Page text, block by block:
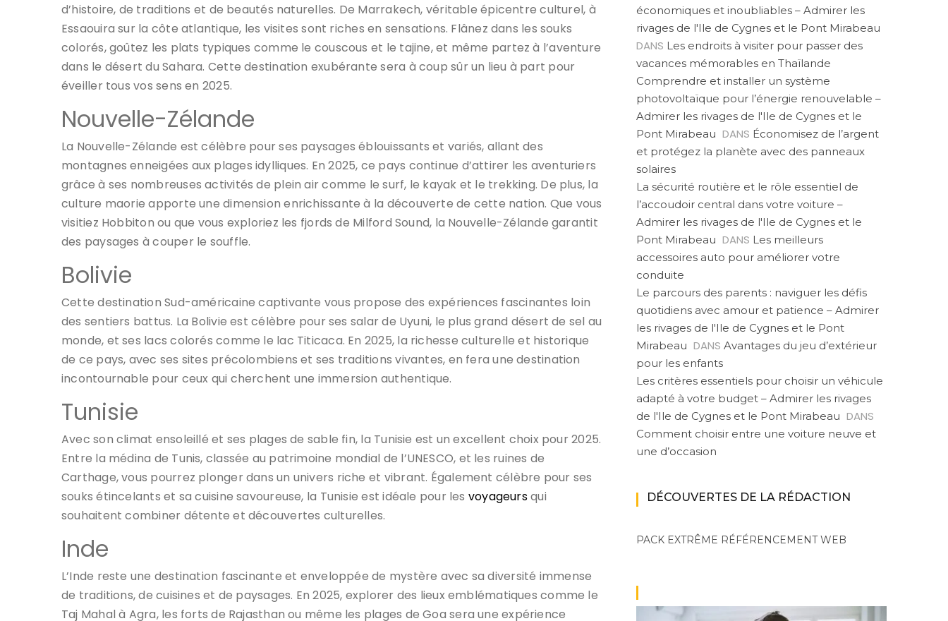
d’histoire, de traditions et de beautés naturelles. De Marrakech, véritable épicentre culturel, à
Essaouira sur la côte atlantique, les visites sont riches en sensations. Flânez dans les souks
colorés, goûtez les plats typiques comme le couscous et le tajine, et même partez à l’aventure
dans le désert du Sahara. Cette destination exubérante sera à coup sûr un lieu à part pour
éveiller tous vos sens en 2025.
Nouvelle-Zélande
La Nouvelle-Zélande est célèbre pour ses paysages éblouissants et variés, allant des
montagnes enneigées aux plages idylliques. En 2025, ce pays continue d’attirer les aventuriers
grâce à ses nombreuses activités de plein air comme le surf, le kayak et le trekking. De plus, la
culture maorie apporte une dimension enrichissante à la découverte de cette nation. Que vous
visitiez Hobbiton ou que vous exploriez les fjords de Milford Sound, la Nouvelle-Zélande garantit
des paysages à couper le souffle.
Bolivie
Cette destination Sud-américaine captivante vous propose des expériences fascinantes loin
des sentiers battus. La Bolivie est célèbre pour ses salar de Uyuni, le plus grand désert de sel au
monde, et ses lacs colorés comme le lac Titicaca. En 2025, la richesse culturelle et historique
de ce pays, avec ses sites précolombiens et ses traditions vivantes, en fera une destination
incontournable pour ceux qui cherchent une immersion authentique.
Tunisie
Avec son climat ensoleillé et ses plages de sable fin, la Tunisie est un excellent choix pour 2025.
Entre la médina de Tunis, classée au patrimoine mondial de l’UNESCO, et les ruines de
Carthage, vous pourrez plonger dans un univers riche et vibrant. Également célèbre pour ses
souks étincelants et sa cuisine savoureuse, la Tunisie est idéale pour les voyageursqui
souhaitent combiner détente et découvertes culturelles.
Inde
L’Inde reste une destination fascinante et enveloppée de mystère avec sa diversité immense
de traditions, de cuisines et de paysages. En 2025, explorer des lieux emblématiques comme le
Taj Mahal à Agra, les forts de Rajasthan ou même les plages de Goa sera une expérience
économiques et inoubliables – Admirer les
rivages de l'Ile de Cygnes et le Pont Mirabeau
DANS Les endroits à visiter pour passer des
vacances mémorables en Thaïlande
Comprendre et installer un système
photovoltaïque pour l’énergie renouvelable –
Admirer les rivages de l'Ile de Cygnes et le
Pont Mirabeau DANS Économisez de l’argent
et protégez la planète avec des panneaux
solaires
La sécurité routière et le rôle essentiel de
l’accoudoir central dans votre voiture –
Admirer les rivages de l'Ile de Cygnes et le
Pont Mirabeau DANS Les meilleurs
accessoires auto pour améliorer votre
conduite
Le parcours des parents : naviguer les défis
quotidiens avec amour et patience – Admirer
les rivages de l'Ile de Cygnes et le Pont
Mirabeau DANS Avantages du jeu d’extérieur
pour les enfants
Les critères essentiels pour choisir un véhicule
adapté à votre budget – Admirer les rivages
de l'Ile de Cygnes et le Pont Mirabeau DANS
Comment choisir entre une voiture neuve et
une d’occasion
DÉCOUVERTES DE LA RÉDACTION
PACK EXTRÊME RÉFÉRENCEMENT WEB